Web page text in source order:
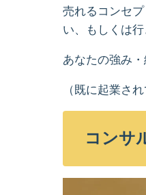
売れるコンセ
い、もしくは
あなたの強み
（既に起業さ
コンサ